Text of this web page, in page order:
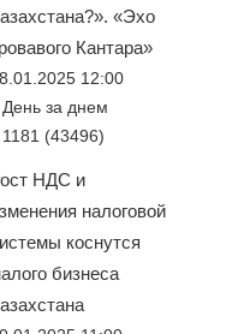
«Эхо
Кантара»
12:00
День за днем
1181 (43496)
НДС и
налоговой
коснутся
бизнеса